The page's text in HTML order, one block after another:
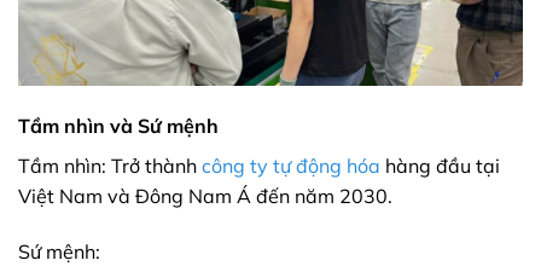
Tầm nhìn và Sứ mệnh
Tầm nhìn: Trở thành công ty tự động hóa hàng đầu tại
Việt Nam và Đông Nam Á đến năm 2030.
Sứ mệnh: